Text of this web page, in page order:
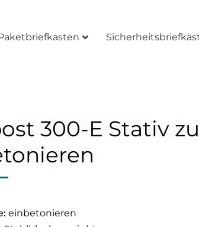
–
300-E Stativ
einbetonieren